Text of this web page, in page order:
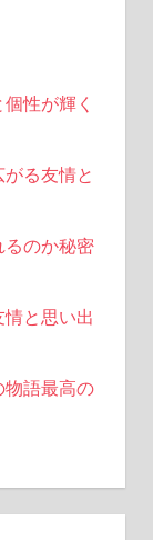
性が輝く
る友情と
のか秘密
と思い出
語最高の